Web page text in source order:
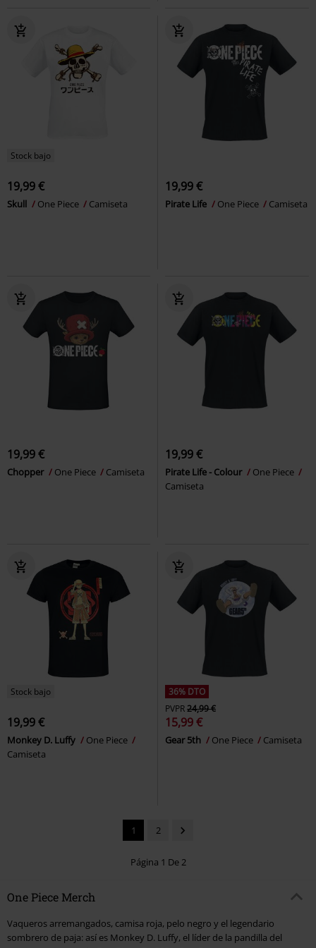
Stock bajo
19,99 €
Skull One Piece Camiseta
19,99 €
Pirate Life One Piece Camiseta
19,99 €
Chopper One Piece Camiseta
19,99 €
Pirate Life - Colour
One Piece
Camiseta
Stock bajo
19,99 €
Monkey D. Luffy
One Piece
Camiseta
36% DTO
PVPR24,99 €
15,99 €
Gear 5th One Piece Camiseta
1 2
Página 1 De 2
One Piece Merch
Vaqueros arremangados, camisa roja, pelo negro y el legendario
sombrero de paja: así es Monkey D. Luffy, el líder de la pandilla del